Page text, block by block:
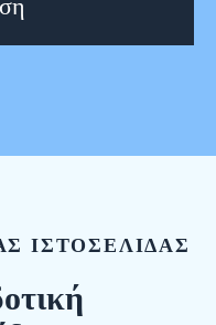
ΙΣΤΟΣΕΛΙΔΑΣ